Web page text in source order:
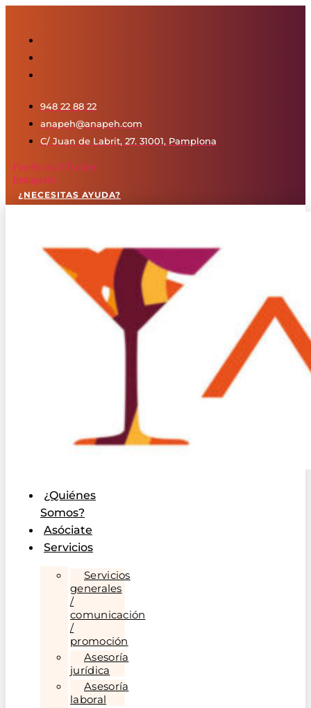
948 22 88 22
anapeh@anapeh.com
C/ Juan de Labrit, 27. 31001, Pamplona
Facebook-f Twitter
Instagram
¿NECESITAS AYUDA?
¿Quiénes
Somos?
Asóciate
Servicios
Servicios
generales
/
comunicación
/
promoción
Asesoría
jurídica
Asesoría
laboral